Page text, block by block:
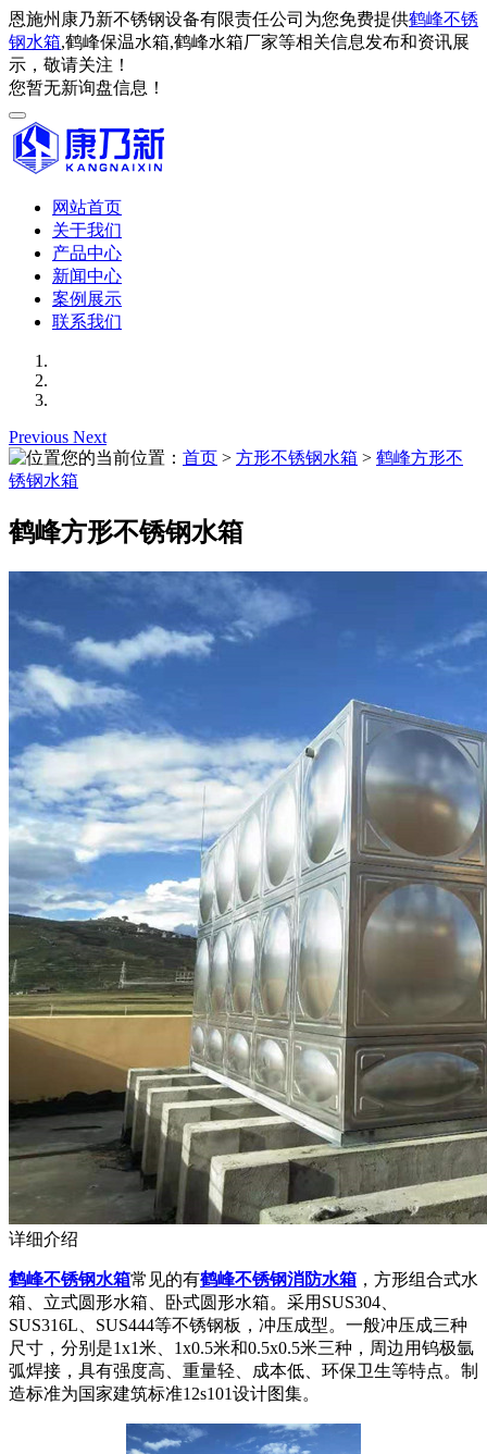
恩施州康乃新不锈钢设备有限责任公司为您免费提供鹤峰不锈
钢水箱,鹤峰保温水箱,鹤峰水箱厂家等相关信息发布和资讯展
示，敬请关注！
您暂无新询盘信息！
网站首页
关于我们
产品中心
新闻中心
案例展示
联系我们
Previous Next
您的当前位置： 首页 > 方形不锈钢水箱 > 鹤峰方形不
锈钢水箱
鹤峰方形不锈钢水箱
详细介绍
鹤峰不锈钢水箱常见的有鹤峰不锈钢消防水箱 ，方形组合式水
箱、立式圆形水箱、卧式圆形水箱。采用SUS304、
SUS316L、SUS444等不锈钢板，冲压成型。一般冲压成三种
尺寸，分别是1x1米、1x0.5米和0.5x0.5米三种，周边用钨极氩
弧焊接，具有强度高、重量轻、成本低、环保卫生等特点。制
造标准为国家建筑标准12s101设计图集。